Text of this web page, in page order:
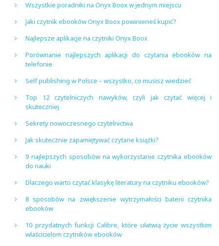
Wszystkie poradniki na Onyx Boox w jednym miejscu
Jaki czytnik ebooków Onyx Boox powinieneś kupić?
Najlepsze aplikacje na czytniki Onyx Boox
Porównanie najlepszych aplikacji do czytania ebooków na
telefonie
Self publishing w Polsce – wszystko, co musisz wiedzieć
Top 12 czytelniczych nawyków, czyli jak czytać więcej i
skuteczniej
Sekrety nowoczesnego czytelnictwa
Jak skutecznie zapamiętywać czytane książki?
9 najlepszych sposobów na wykorzystanie czytnika ebooków
do nauki
Dlaczego warto czytać klasykę literatury na czytniku ebooków?
8 sposobów na zwiększenie wytrzymałości baterii czytnika
ebooków
10 przydatnych funkcji Calibre, które ułatwią życie wszystkim
właścicielom czytników ebooków